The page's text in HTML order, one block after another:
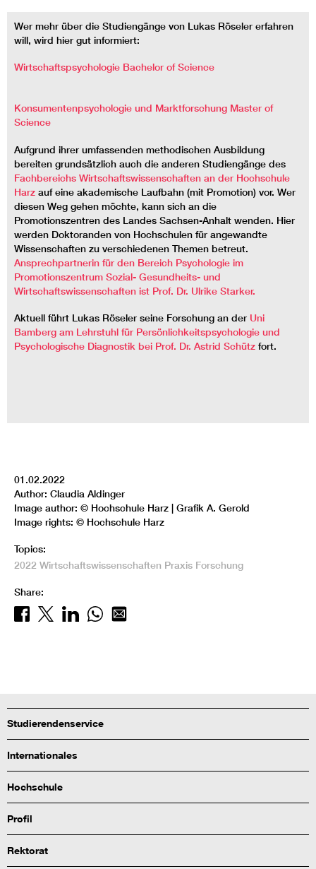
Wer mehr über die Studiengänge von Lukas Röseler erfahren
will, wird hier gut informiert:
Wirtschaftspsychologie Bachelor of Science
Konsumentenpsychologie und Marktforschung Master of
Science
Aufgrund ihrer umfassenden methodischen Ausbildung
bereiten grundsätzlich auch die anderen Studiengänge des
Fachbereichs Wirtschaftswissenschaften an der Hochschule
Harz auf eine akademische Laufbahn (mit Promotion) vor. Wer
diesen Weg gehen möchte, kann sich an die
Promotionszentren des Landes Sachsen-Anhalt wenden. Hier
werden Doktoranden von Hochschulen für angewandte
Wissenschaften zu verschiedenen Themen betreut.
Ansprechpartnerin für den Bereich Psychologie im
Promotionszentrum Sozial- Gesundheits- und
Wirtschaftswissenschaften ist Prof. Dr. Ulrike Starker.
Aktuell führt Lukas Röseler seine Forschung an der Uni
Bamberg am Lehrstuhl für Persönlichkeitspsychologie und
Psychologische Diagnostik bei Prof. Dr. Astrid Schütz fort.
01.02.2022
Author: Claudia Aldinger
Image author: © Hochschule Harz | Grafik A. Gerold
Image rights: © Hochschule Harz
Topics:
2022 Wirtschaftswissenschaften Praxis Forschung
Share:
Studierendenservice
Internationales
Hochschule
Profil
Rektorat